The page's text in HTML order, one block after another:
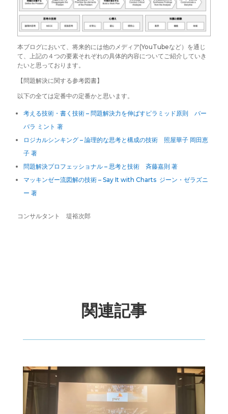
本ブログにおいて、将来的には他のメディア(YouTubeなど）を通じ
て、上記の４つの要素それぞれの具体的内容についてご紹介していき
たいと思っております。
【問題解決に関する参考図書】
以下の全ては定番中の定番かと思います。
考える技術・書く技術 – 問題解決力を伸ばすピラミッド原則 バー
バラ ミント 著
ロジカルシンキング – 論理的な思考と構成の技術 照屋華子 岡田恵
子 著
問題解決プロフェッショナル – 思考と技術 斉藤嘉則 著
マッキンゼー流図解の技術 – Say It with Charts ジーン・ゼラズニ
ー 著
コンサルタント 堤裕次郎
関連記事